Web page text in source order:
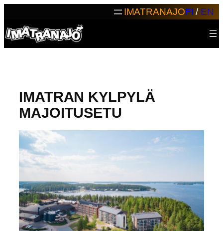
IMATRANAJOFI / EN
IMATRAN KYLPYLÄ
MAJOITUSETU